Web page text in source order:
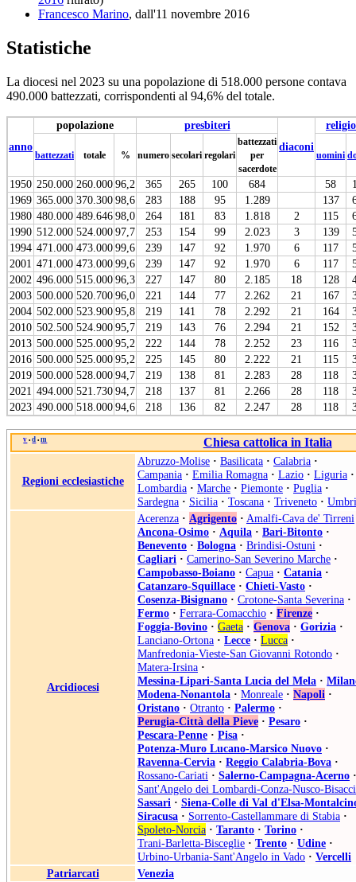
Francesco Marino, dall'11 novembre 2016
Statistiche
La diocesi nel 2023 su una popolazione di 518.000 persone contava
490.000 battezzati, corrispondenti al 94,6% del totale.
anno
popolazione
presbiteri
diaconi
battezzati totale % numero secolari regolari
battezzati
per
sacerdote
uomini
1950 250.000 260.00096,2 365 265 100 684 58
1969 365.000 370.30098,6 283 188 95 1.289 137
1980 480.000 489.64698,0 264 181 83 1.818 2 115
1990 512.000 524.00097,7 253 154 99 2.023 3 139
1994 471.000 473.00099,6 239 147 92 1.970 6 117
2001 471.000 473.00099,6 239 147 92 1.970 6 117
2002 496.000 515.00096,3 227 147 80 2.185 18 128
2003 500.000 520.70096,0 221 144 77 2.262 21 167
2004 502.000 523.90095,8 219 141 78 2.292 21 164
2010 502.500 524.90095,7 219 143 76 2.294 21 152
2013 500.000 525.00095,2 222 144 78 2.252 23 116
2016 500.000 525.00095,2 225 145 80 2.222 21 115
2019 500.000 528.00094,7 219 138 81 2.283 28 118
2021 494.000 521.73094,7 218 137 81 2.266 28 118
2023 490.000 518.00094,6 218 136 82 2.247 28 118
v • d • m Chiesa cattolica in Italia
Regioni ecclesiastiche
Abruzzo-Molise · Basilicata · Calabria ·
Campania · Emilia Romagna · Lazio · Liguria ·
Lombardia · Marche · Piemonte · Puglia ·
Sardegna · Sicilia · Toscana · Triveneto ·
Arcidiocesi
Acerenza · Agrigento · Amalfi-Cava de' Tirreni
Ancona-Osimo · Aquila · Bari-Bitonto ·
Benevento · Bologna · Brindisi-Ostuni ·
Cagliari · Camerino-San Severino Marche ·
Campobasso-Boiano · Capua · Catania ·
Catanzaro-Squillace · Chieti-Vasto ·
Cosenza-Bisignano · Crotone-Santa Severina ·
Fermo · Ferrara-Comacchio · Firenze ·
Foggia-Bovino · Gaeta · Genova · Gorizia ·
Lanciano-Ortona · Lecce · Lucca ·
Manfredonia-Vieste-San Giovanni Rotondo ·
Matera-Irsina ·
Messina-Lipari-Santa Lucia del Mela ·
Modena-Nonantola · Monreale · Napoli ·
Oristano · Otranto · Palermo ·
Perugia-Città della Pieve · Pesaro ·
Pescara-Penne · Pisa ·
Potenza-Muro Lucano-Marsico Nuovo ·
Ravenna-Cervia · Reggio Calabria-Bova ·
Rossano-Cariati · Salerno-Campagna-Acerno ·
Sant'Angelo dei Lombardi-Conza-Nusco-
Sassari · Siena-Colle di Val d'Elsa-
Siracusa · Sorrento-Castellammare di Stabia ·
Spoleto-Norcia · Taranto · Torino ·
Trani-Barletta-Bisceglie · Trento · Udine ·
Urbino-Urbania-Sant'Angelo in Vado · Vercelli
Patriarcati
Venezia